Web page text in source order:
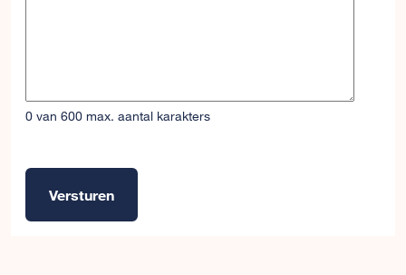
0 van 600 max. aantal karakters
Versturen